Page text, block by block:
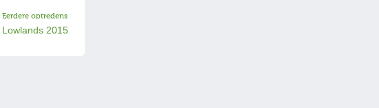
Eerdere optredens
Lowlands 2015